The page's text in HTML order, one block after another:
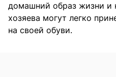
домашний образ жизни и
хозяева могут легко
на своей обуви.